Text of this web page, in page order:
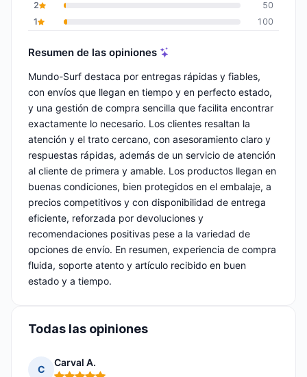
2
50
1
100
Resumen de las opiniones
Mundo-Surf destaca por entregas rápidas y fiables,
con envíos que llegan en tiempo y en perfecto estado,
y una gestión de compra sencilla que facilita encontrar
exactamente lo necesario. Los clientes resaltan la
atención y el trato cercano, con asesoramiento claro y
respuestas rápidas, además de un servicio de atención
al cliente de primera y amable. Los productos llegan en
buenas condiciones, bien protegidos en el embalaje, a
precios competitivos y con disponibilidad de entrega
eficiente, reforzada por devoluciones y
recomendaciones positivas pese a la variedad de
opciones de envío. En resumen, experiencia de compra
fluida, soporte atento y artículo recibido en buen
estado y a tiempo.
Todas las opiniones
C
Carval A.